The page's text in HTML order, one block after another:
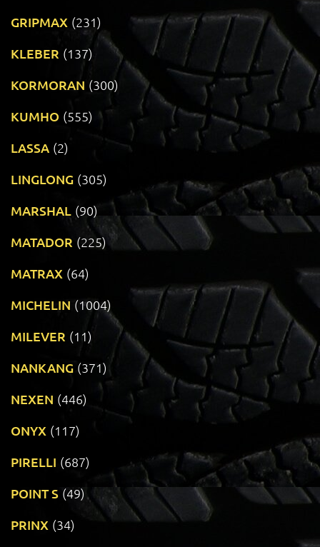
GRIPMAX (231)
KLEBER (137)
KORMORAN (300)
KUMHO (555)
LASSA (2)
LINGLONG (305)
MARSHAL (90)
MATADOR (225)
MATRAX (64)
MICHELIN (1004)
MILEVER (11)
NANKANG (371)
NEXEN (446)
ONYX (117)
PIRELLI (687)
POINT S (49)
PRINX (34)